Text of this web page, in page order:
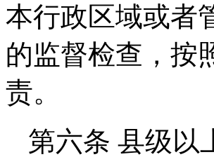
本行政区域或者
的监督检查，按
责。
第六条 县级以